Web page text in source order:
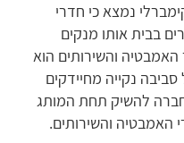
נמצא כי חדרי
בבית אותו מנקים
האמבטיה והשירותים הוא
נקייה מחיידקים
להשיק תחת המותג
האמבטיה והשירותים.